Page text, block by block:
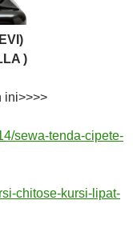
)
ini>>>>
sewa-tenda-cipete-
chitose-kursi-lipat-